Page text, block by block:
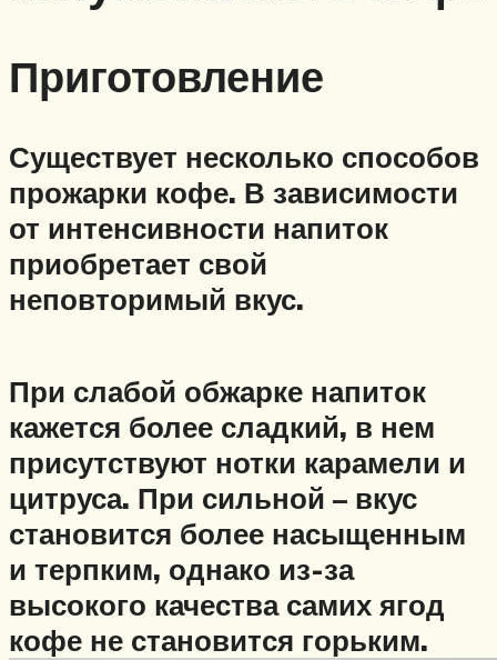
Приготовление
Существует несколько способов
прожарки кофе. В зависимости
от интенсивности напиток
приобретает свой
неповторимый вкус.
При слабой обжарке напиток
кажется более сладкий, в нем
присутствуют нотки карамели и
цитруса. При сильной – вкус
становится более насыщенным
и терпким, однако из-за
высокого качества самих ягод
кофе не становится горьким.